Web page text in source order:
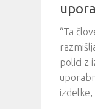
“Ta
polici z
izdelke,